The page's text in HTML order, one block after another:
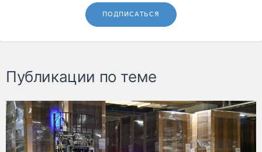
ПОДПИСАТЬСЯ
Публикации по теме